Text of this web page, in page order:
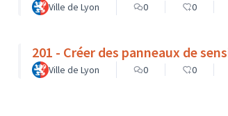
Ville de Lyon 0 0
201 - Créer des panneaux de
Ville de Lyon 0 0